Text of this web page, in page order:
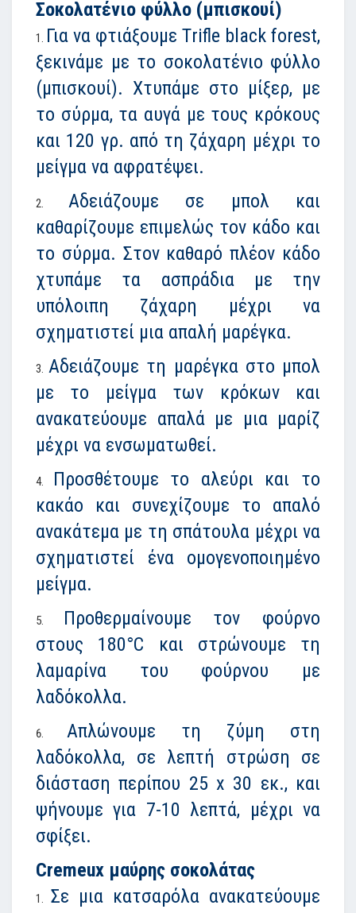
Σοκολατένιο φύλλο (μπισκουί)
Για να φτιάξουμε Τrifle black forest,
ξεκινάμε με το σοκολατένιο φύλλο
(μπισκουί). Χτυπάμε στο μίξερ, με
το σύρμα, τα αυγά με τους κρόκους
και 120 γρ. από τη ζάχαρη μέχρι το
μείγμα να αφρατέψει.
Αδειάζουμε σε μπολ και
καθαρίζουμε επιμελώς τον κάδο και
το σύρμα. Στον καθαρό πλέον κάδο
χτυπάμε τα ασπράδια με την
υπόλοιπη ζάχαρη μέχρι να
σχηματιστεί μια απαλή μαρέγκα.
Αδειάζουμε τη μαρέγκα στο μπολ
με το μείγμα των κρόκων και
ανακατεύουμε απαλά με μια μαρίζ
μέχρι να ενσωματωθεί.
Προσθέτουμε το αλεύρι και το
κακάο και συνεχίζουμε το απαλό
ανακάτεμα με τη σπάτουλα μέχρι να
σχηματιστεί ένα ομογενοποιημένο
μείγμα.
Προθερμαίνουμε τον φούρνο
στους 180°C και στρώνουμε τη
λαμαρίνα του φούρνου με
λαδόκολλα.
Απλώνουμε τη ζύμη στη
λαδόκολλα, σε λεπτή στρώση σε
διάσταση περίπου 25 x 30 εκ., και
ψήνουμε για 7-10 λεπτά, μέχρι να
σφίξει.
Cremeux μαύρης σοκολάτας
Σε μια κατσαρόλα ανακατεύουμε